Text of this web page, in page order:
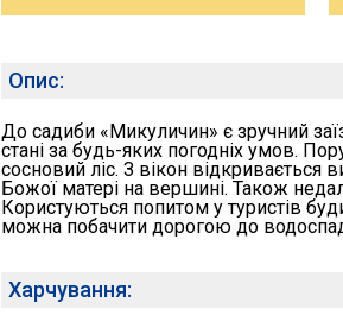
Опис:
До садиби «Микуличин» є зручний
стані за будь-яких погодніх умов.
сосновий ліс. З вікон відкривається
Божої матері на вершині. Також
Користуються попитом у туристів
можна побачити дорогою до
Харчування: